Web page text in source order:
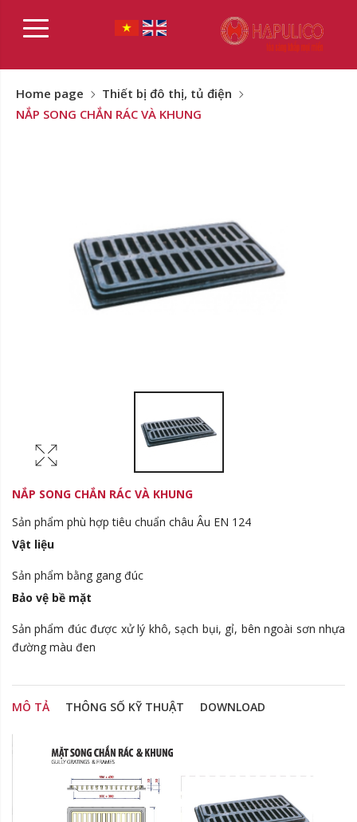
Home page
Thiết bị đô thị, tủ điện
NẮP SONG CHẮN RÁC VÀ KHUNG
NẮP SONG CHẮN RÁC VÀ KHUNG
Sản phẩm phù hợp tiêu chuẩn châu Âu EN 124
Vật liệu
Sản phẩm bằng gang đúc
Bảo vệ bề mặt
Sản phẩm đúc được xử lý khô, sạch bụi, gỉ, bên ngoài sơn nhựa
đường màu đen
MÔ TẢ THÔNG SỐ KỸ THUẬT DOWNLOAD